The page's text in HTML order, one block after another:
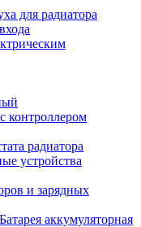
для радиатора
контроллером
радиатора
устройства
и зарядных
Батарея аккумуляторная